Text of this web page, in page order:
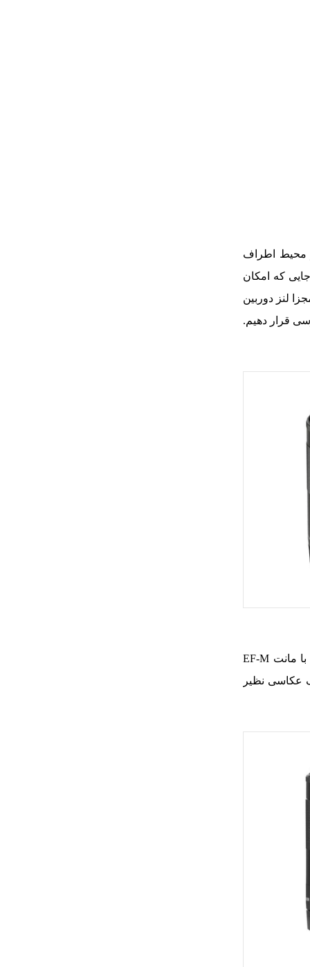
محیط اطراف
که امکان
لنز دوربین
قرار دهیم.
این محصول یک لنز زومی است که شرکت کانن برای دوربین‌های بدون آینه خود طراحی کرده است. این لنز برای دوربین‌های APS-C با مانت EF-M
عکاسی نظیر